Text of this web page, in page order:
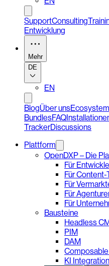
SupportConsulting
Entwicklung
Mehr
DE
EN
BlogÜber uns
BundlesFAQ
TrackerDiscussions
Plattform
OpenDXP – Die
Für
Für Content-
Für
Für
Für
Bausteine
Headless
PIM
DAM
KI Integration